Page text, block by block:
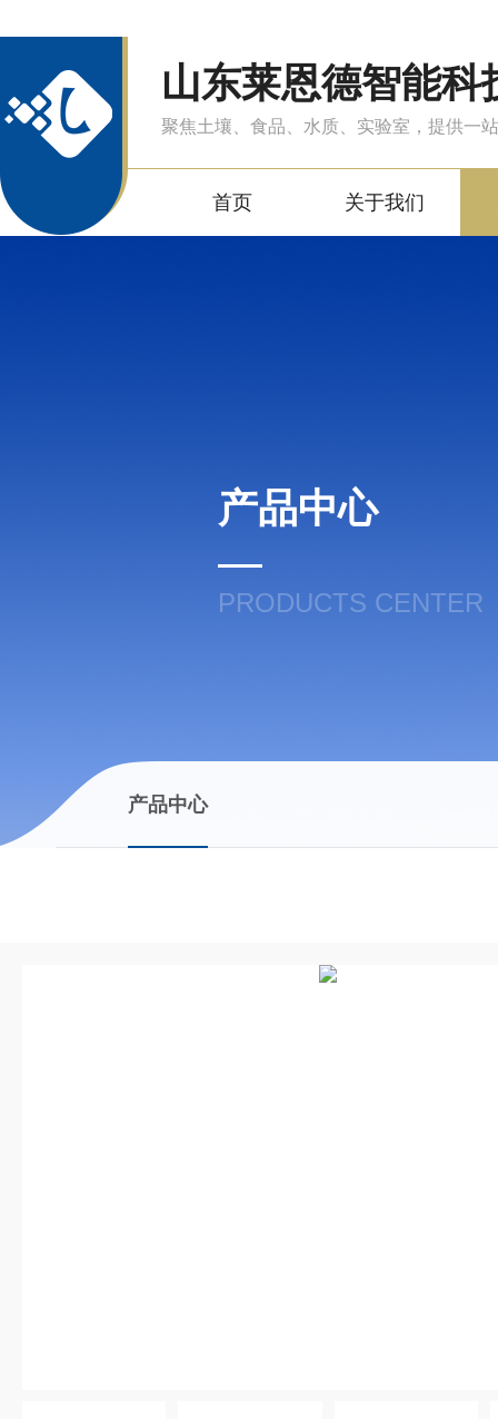
山东莱恩德智能科
聚焦土壤、食品、水质、实验室，提供一
首页 关于我们
产品中心
PRODUCTS CENTER
产品中心